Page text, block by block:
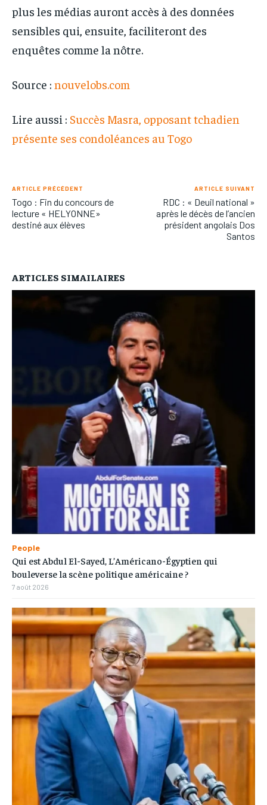
plus les médias auront accès à des données
sensibles qui, ensuite, faciliteront des
enquêtes comme la nôtre.
Source : nouvelobs.com
Lire aussi : Succès Masra, opposant tchadien
présente ses condoléances au Togo
ARTICLE PRÉCÉDENT
Togo : Fin du concours de
lecture « HELYONNE»
destiné aux élèves
ARTICLE SUIVANT
RDC : « Deuil national »
après le décès de l’ancien
président angolais Dos
Santos
ARTICLES SIMAILAIRES
People
Qui est Abdul El-Sayed, L’Américano-Égyptien qui
bouleverse la scène politique américaine ?
7 août 2026